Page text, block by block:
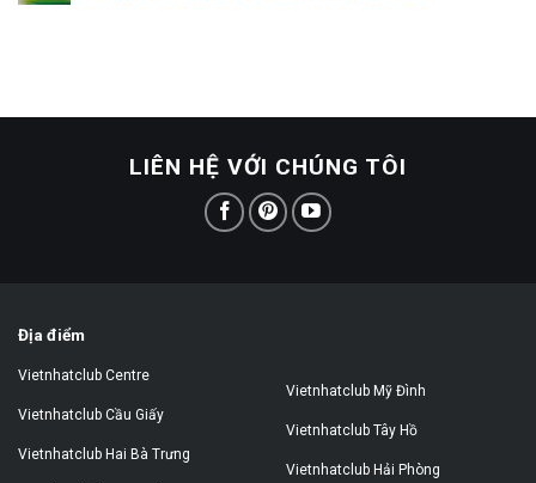
LIÊN HỆ VỚI CHÚNG TÔI
Địa điểm
Vietnhatclub Centre
Vietnhatclub Cầu Giấy
Vietnhatclub Hai Bà Trưng
Vietnhatclub Mỹ Đình
Vietnhatclub Tây Hồ
Vietnhatclub Hải Phòng